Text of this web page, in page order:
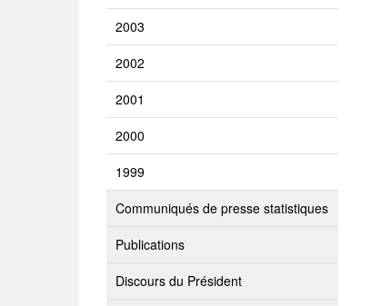
2003
2002
2001
2000
1999
Communiqués de presse statistiques
Publications
Discours du Président